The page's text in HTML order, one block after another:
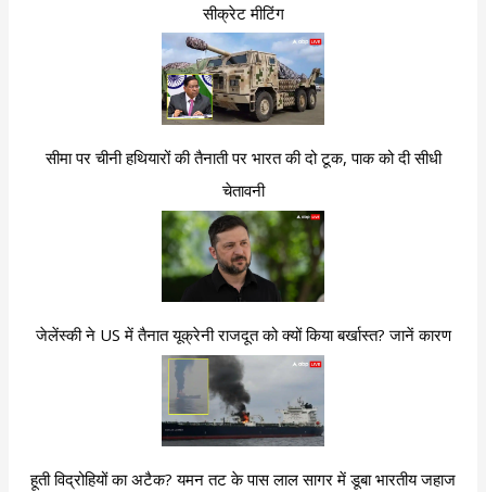
सीक्रेट मीटिंग
सीमा पर चीनी हथियारों की तैनाती पर भारत की दो टूक, पाक को दी सीधी
चेतावनी
जेलेंस्की ने US में तैनात यूक्रेनी राजदूत को क्यों किया बर्खास्त? जानें कारण
हूती विद्रोहियों का अटैक? यमन तट के पास लाल सागर में डूबा भारतीय जहाज